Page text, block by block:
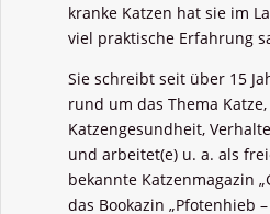
kranke Katzen hat sie im
viel praktische Erfahrung
Sie schreibt seit über 15
rund um das Thema
Katzengesundheit,
und arbeitet(e) u. a. als
bekannte Katzenmagazin
das Bookazin „Pfotenhieb